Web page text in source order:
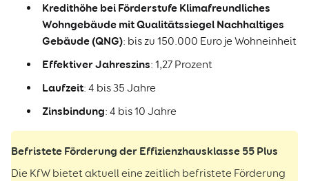
Kredithöhe bei Förderstufe Klimafreundliches
Wohngebäude mit Qualitätssiegel Nachhaltiges
Gebäude (QNG): bis zu 150.000 Euro je Wohneinheit
Effektiver Jahreszins: 1,27 Prozent
Laufzeit: 4 bis 35 Jahre
Zinsbindung: 4 bis 10 Jahre
Befristete Förderung der Effizienzhausklasse 55 Plus
Die KfW bietet aktuell eine zeitlich befristete Förderung